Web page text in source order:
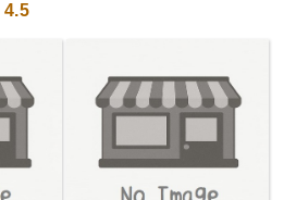
4.5